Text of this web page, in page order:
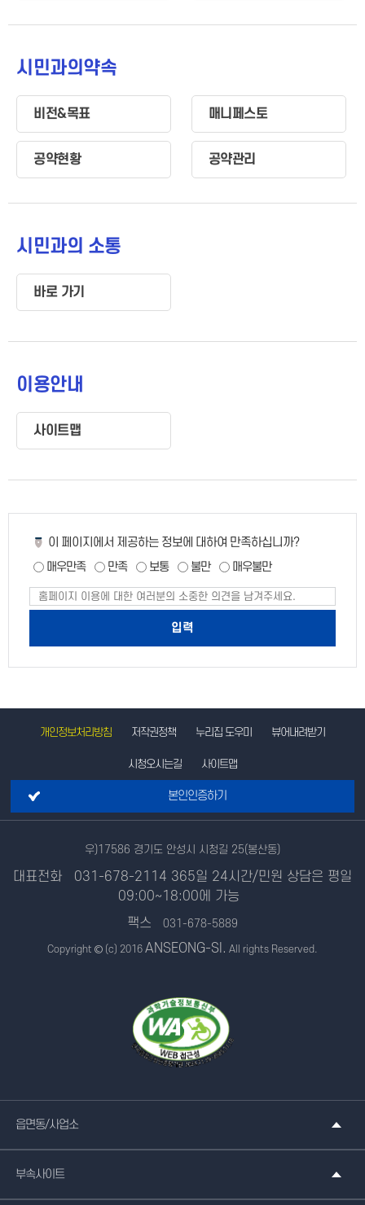
시민과의약속
비전&목표 매니페스토
공약현황 공약관리
시민과의 소통
바로 가기
이용안내
사이트맵
페
지
만
족
이 페이지에서 제공하는 정보에 대하여 만족하십니까?
매우만족
만족 보통 불만
매우불만
페
이
족
평
력
개인정보처리방침 저작권정책 누리집 도우미 뷰어내려받기
시청오시는길 사이트맵
본인인증하기
우)17586 경기도 안성시 시청길 25(봉산동)
대표전화 031-678-2114 365일 24시간/민원 상담은 평일
09:00~18:00에 가능
팩스
031-678-5889
Copyright © (c) 2016 ANSEONG-SI. All rights Reserved.
읍면동/사업소
부속사이트